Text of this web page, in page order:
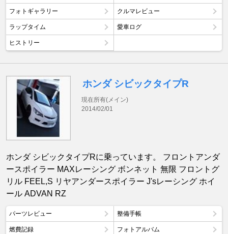
フォトギャラリー クルマレビュー
ラップタイム 愛車ログ
ヒストリー
ホンダ シビックタイプR
現在所有(メイン)
2014/02/01
ホンダ シビックタイプRに乗っています。 フロントアンダ
ースポイラー MAXレーシング ボンネット 無限 フロントグ
リル FEEL,S リヤアンダースポイラー J'sレーシング ホイ
ール ADVAN RZ
パーツレビュー 整備手帳
燃費記録 フォトアルバム